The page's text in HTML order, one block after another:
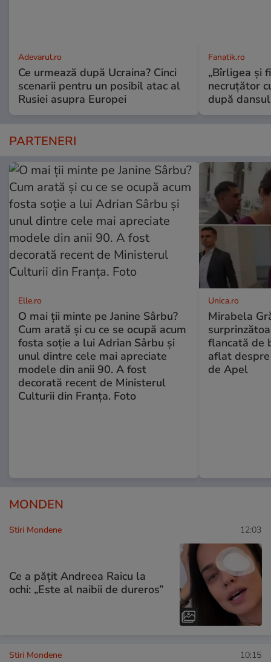
Adevarul.ro
Ce urmează după Ucraina? Cinci
scenarii pentru un posibil atac al
Rusiei asupra Europei
Fanatik.ro
„Bîrligea şi
necruţător
după
PARTENERI
Elle.ro
O mai ții minte pe Janine Sârbu?
Cum arată și cu ce se ocupă acum
fosta soție a lui Adrian Sârbu și
unul dintre cele mai apreciate
modele din anii 90. A fost
decorată recent de Ministerul
Culturii din Franța. Foto
Unica.ro
Mirabela
flancată de
aflat
de Apel
MONDEN
Stiri Mondene 12:03
Ce a pățit Andreea Raicu la
ochi: „Este al naibii de dureros”
Stiri Mondene 10:15